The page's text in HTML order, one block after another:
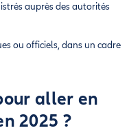
auprès des autorités
ou officiels, dans un cadre
aller en
2025 ?